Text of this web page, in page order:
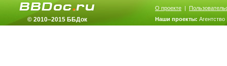
© 2010–2015 ББДок
О проекте |
Наши проекты: